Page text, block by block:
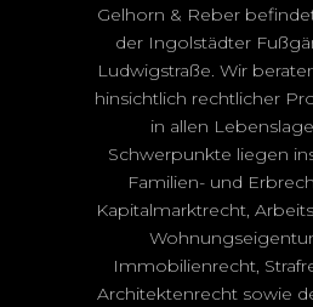
Gelhorn & Reber
der Ingolstädter
Ludwigstraße. Wir
hinsichtlich rechtlicher
in allen
Schwerpunkte liegen
Familien- und
Kapitalmarktrecht,
Immobilienrecht,
Architektenrecht sowie